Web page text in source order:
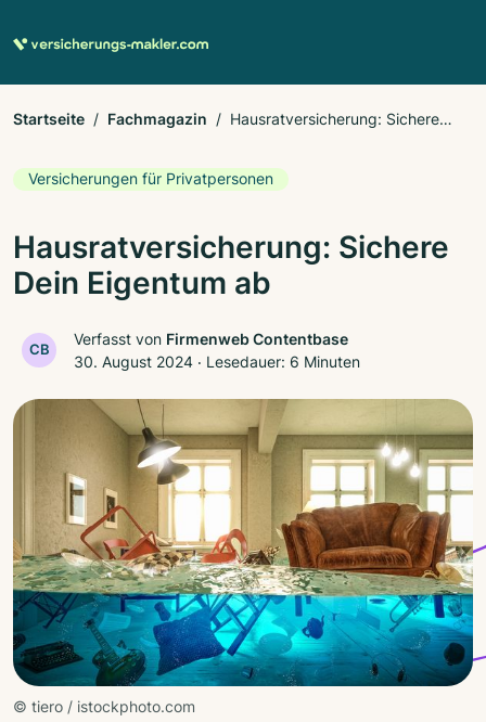
Startseite Fachmagazin
Hausratversicherung: Sichere
Versicherungen für Privatpersonen
Hausratversicherung: Sichere
Dein Eigentum ab
CB
Verfasst von Firmenweb Contentbase
30. August 2024 ‧ Lesedauer: 6 Minuten
© tiero / istockphoto.com